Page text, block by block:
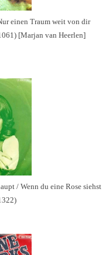
einen Traum weit von dir
[Marjan van Heerlen]
/ Wenn du eine Rose siehst